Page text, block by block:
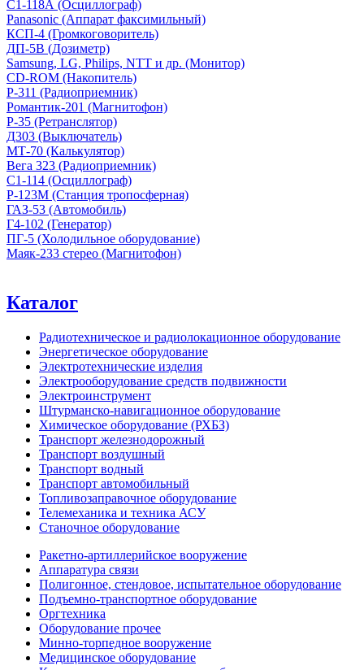
С1-118А (Осциллограф)
Panasonic (Аппарат факсимильный)
КСП-4 (Громкоговоритель)
ДП-5В (Дозиметр)
Samsung, LG, Philips, NTT и др. (Монитор)
CD-ROM (Накопитель)
Р-311 (Радиоприемник)
Романтик-201 (Магнитофон)
Р-35 (Ретранслятор)
Д303 (Выключатель)
МТ-70 (Калькулятор)
Вега 323 (Радиоприемник)
С1-114 (Осциллограф)
Р-123М (Станция тропосферная)
ГАЗ-53 (Автомобиль)
Г4-102 (Генератор)
ПГ-5 (Холодильное оборудование)
Маяк-233 стерео (Магнитофон)
Каталог
Радиотехническое и радиолокационное оборудование
Энергетическое оборудование
Электротехнические изделия
Электрооборудование средств подвижности
Электроинструмент
Штурманско-навигационное оборудование
Химическое оборудование (РХБЗ)
Транспорт железнодорожный
Транспорт воздушный
Транспорт водный
Транспорт автомобильный
Топливозаправочное оборудование
Телемеханика и техника АСУ
Станочное оборудование
Ракетно-артиллерийское вооружение
Аппаратура связи
Полигонное, стендовое, испытательное оборудование
Подъемно-транспортное оборудование
Оргтехника
Оборудование прочее
Минно-торпедное вооружение
Медицинское оборудование